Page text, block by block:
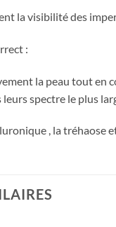
la visibilité des
:
la peau tout en
spectre le plus
, la tréhaose